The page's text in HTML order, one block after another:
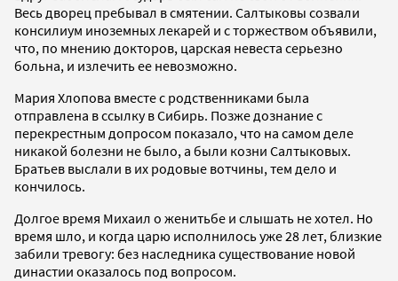
Весь дворец пребывал в смятении. Салтыковы созвали
консилиум иноземных лекарей и с торжеством объявили,
что, по мнению докторов, царская невеста серьезно
больна, и излечить ее невозможно.
Мария Хлопова вместе с родственниками была
отправлена в ссылку в Сибирь. Позже дознание с
перекрестным допросом показало, что на самом деле
никакой болезни не было, а были козни Салтыковых.
Братьев выслали в их родовые вотчины, тем дело и
кончилось.
Долгое время Михаил о женитьбе и слышать не хотел. Но
время шло, и когда царю исполнилось уже 28 лет, близкие
забили тревогу: без наследника существование новой
династии оказалось под вопросом.